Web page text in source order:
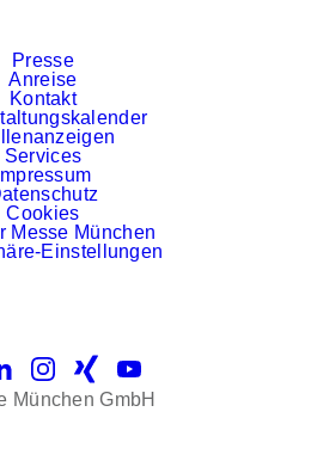
Presse
Anreise
Kontakt
Services
Impressum
Cookies
Messe München
Einstellungen
Instagram
Xing
YouTube
München GmbH